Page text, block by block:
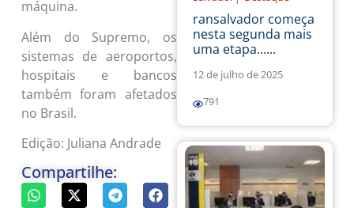
máquina.
Além do Supremo, os
sistemas de aeroportos,
hospitais e bancos
também foram afetados
no Brasil.
Edição: Juliana Andrade
Compartilhe:
ransalvador começa
nesta segunda mais
uma etapa......
12 de julho de 2025
791